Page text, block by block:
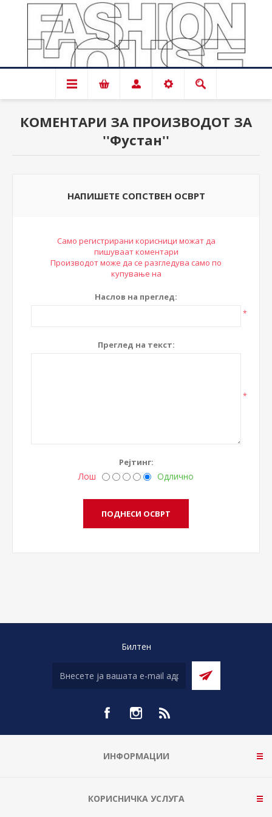
КОМЕНТАРИ ЗА ПРОИЗВОДОТ ЗА
Фустан
НАПИШЕТЕ СОПСТВЕН ОСВРТ
Само регистрирани корисници можат да
пишуваат коментари
Производот може да се разгледува само по
купување на
Наслов на преглед:
*
Преглед на текст:
*
Рејтинг:
Лош Одлично
Билтен
ИНФОРМАЦИИ
КОРИСНИЧКА УСЛУГА